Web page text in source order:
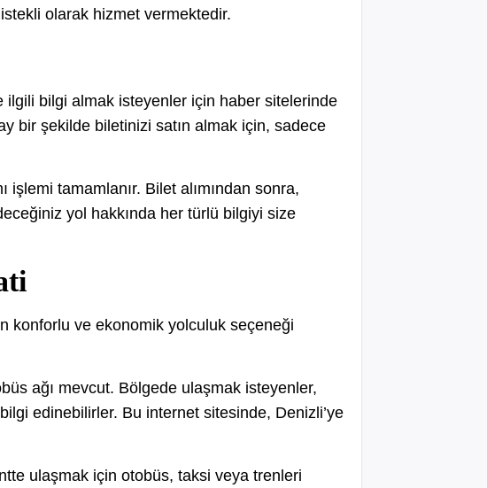
olarak hizmet vermektedir.
ilgili bilgi almak isteyenler için haber sitelerinde
bir şekilde biletinizi satın almak için, sadece
işlemi tamamlanır. Bilet alımından sonra,
yol hakkında her türlü bilgiyi size
konforlu ve ekonomik yolculuk seçeneği
ağı mevcut. Bölgede ulaşmak isteyenler,
edinebilirler. Bu internet sitesinde, Denizli’ye
ulaşmak için otobüs, taksi veya trenleri